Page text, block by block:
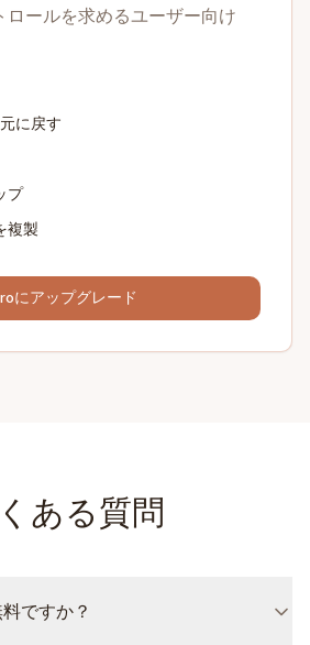
ロールを求めるユーザー向け
に戻す
プ
複製
にアップグレード
ある質問
ですか？